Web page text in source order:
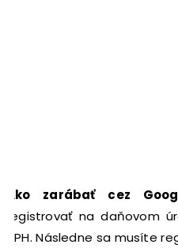
Ako zarábať cez
registrovať na daňovom
DPH. Následne sa musíte